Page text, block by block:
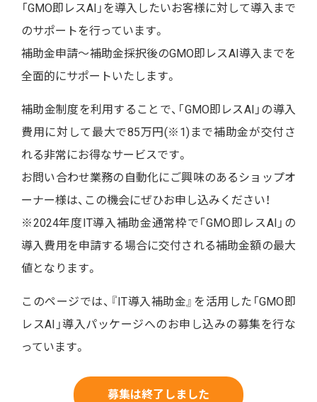
「GMO即レスAI」を導入したいお客様に対して導入まで
のサポートを行っています。
補助金申請～補助金採択後のGMO即レスAI導入までを
全面的にサポートいたします。
補助金制度を利用することで、「GMO即レスAI」の導入
費用に対して最大で85万円(※1) まで補助金が交付さ
れる非常にお得なサービスです。
お問い合わせ業務の自動化にご興味のあるショップオ
ーナー様は、この機会にぜひお申し込みください！
※2024年度IT導入補助金通常枠で「GMO即レスAI」の
導入費用を申請する場合に交付される補助金額の最大
値となります。
このページでは、『IT導入補助金』を活用した「GMO即
レスAI」導入パッケージへのお申し込みの募集を行な
っています。
募集は終了しました